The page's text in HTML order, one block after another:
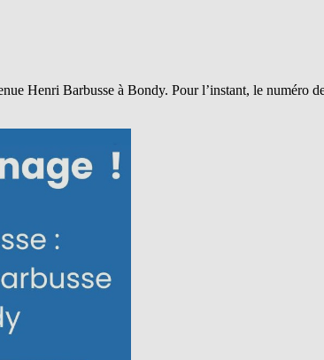
Henri Barbusse à Bondy. Pour l’instant, le numéro